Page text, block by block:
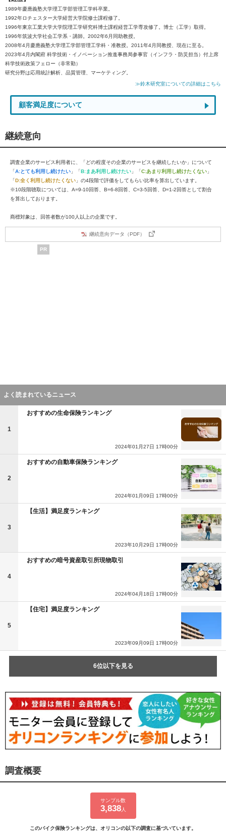
1989年慶應義塾大学理工学部管理工学科卒業。
1992年ロチェスター大学経営大学院修士課程修了。
1996年東京工業大学大学院理工学研究科博士課程経営工学専攻修了。博士（工学）取得。
1996年筑波大学社会工学系・講師。2002年6月同助教授。
2008年4月慶應義塾大学理工学部管理工学科・准教授。2011年4月同教授、現在に至る。
2023年4月内閣府 科学技術・イノベーション推進事務局参事官（インフラ・防災担当）付上席
科学技術政策フェロー（非常勤）
研究分野は応用統計解析、品質管理、マーケティング。
≫鈴木研究室についての詳細はこちら
顧客満足度について
継続意向
調査企業のサービス利用者に、「どの程度その企業のサービスを継続したいか」について
「A:とても利用し続けたい 」「B:まあ利用し続けたい 」「C:あまり利用し続けたくない 」
「D:全く利用し続けたくない 」の4段階で評価をしてもらい比率を算出しています。
※10段階聴取については、A=9-10回答、B=6-8回答、C=3-5回答、D=1-2回答として割合
を算出しております。
商標対象は、回答者数が100人以上の企業です。
継続意向データ（PDF）
PR
よく読まれているニュース
1
おすすめの生命保険ランキング
2024年01月27日 17時00分
2
おすすめの自動車保険ランキング
2024年01月09日 17時00分
3
【生活】満足度ランキング
2023年10月29日 17時00分
4
おすすめの暗号資産取引所現物取引
2024年04月18日 17時00分
5
【住宅】満足度ランキング
2023年09月09日 17時00分
6位以下を見る
調査概要
サンプル数
3,838人
このバイク保険ランキングは、オリコンの以下の調査に基づいています。